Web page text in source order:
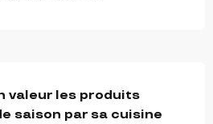
valeur les produits
saison par sa cuisine